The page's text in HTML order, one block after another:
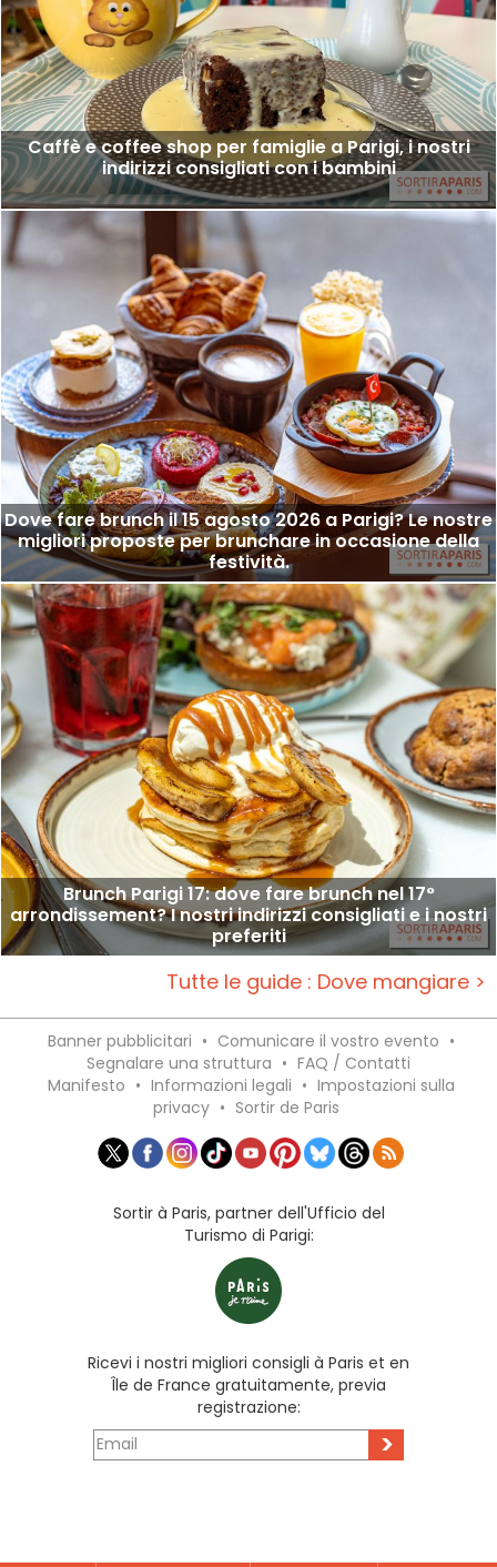
Caffè e coffee shop per famiglie a Parigi, i nostri
indirizzi consigliati con i bambini
Dove fare brunch il 15 agosto 2026 a Parigi? Le nostre
migliori proposte per brunchare in occasione della
festività.
Brunch Parigi 17: dove fare brunch nel 17°
arrondissement? I nostri indirizzi consigliati e i nostri
preferiti
Tutte le guide : Dove mangiare >
Banner pubblicitari • Comunicare il vostro evento •
Segnalare una struttura • FAQ / Contatti
Manifesto • Informazioni legali • Impostazioni sulla
privacy • Sortir de Paris
Sortir à Paris, partner dell'Ufficio del
Turismo di Parigi:
Ricevi i nostri migliori consigli à Paris et en
Île de France gratuitamente, previa
registrazione:
>